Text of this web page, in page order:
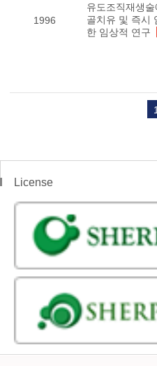
1996
유도조직재생
골치유 및 즉시
한 임상적 연구
1
License